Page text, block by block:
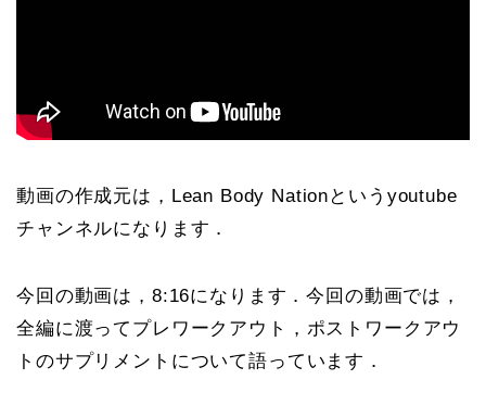
動画の作成元は，Lean Body Nationというyoutube
チャンネルになります．
今回の動画は，8:16になります．今回の動画では，
全編に渡ってプレワークアウト，ポストワークアウ
トのサプリメントについて語っています．